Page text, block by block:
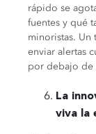
rápido se
fuentes y qué
minoristas. Un
enviar alertas
por debajo de
La
viva la